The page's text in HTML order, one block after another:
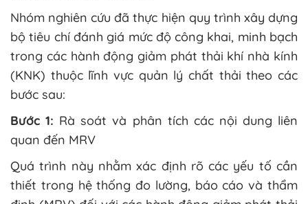
Nhóm nghiên cứu đã thực hiện quy trình xây dựng
bộ tiêu chí đánh giá mức độ công khai, minh bạch
trong các hành động giảm phát thải khí nhà kính
(KNK) thuộc lĩnh vực quản lý chất thải theo các
bước sau:
Bước 1: Rà soát và phân tích các nội dung liên
quan đến MRV
Quá trình này nhằm xác định rõ các yếu tố cần
thiết trong hệ thống đo lường, báo cáo và thẩm